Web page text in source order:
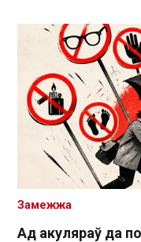
Ад акуляраў да
Замежжа